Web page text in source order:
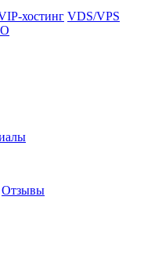
хостинг VDS/VPS
Отзывы